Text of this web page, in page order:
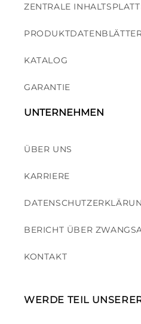
ZENTRALE
KATALOG
GARANTIE
UNTERNEHMEN
ÜBER UNS
KARRIERE
BERICHT ÜBER
KONTAKT
WERDE TEIL